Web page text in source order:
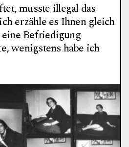
musste illegal das
erzähle es Ihnen gleich
Befriedigung
wenigstens habe ich